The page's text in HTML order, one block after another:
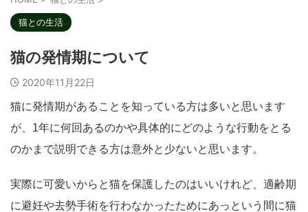
猫との生活
猫の発情期について
2020年11月22日
猫に発情期があることを知っている方は多いと思います
が、1年に何回あるのかや具体的にどのような行動をとる
のかまで説明できる方は意外と少ないと思います。
実際に可愛いからと猫を保護したのはいいけれど、適齢期
に避妊や去勢手術を行わなかったためにあっという間に猫